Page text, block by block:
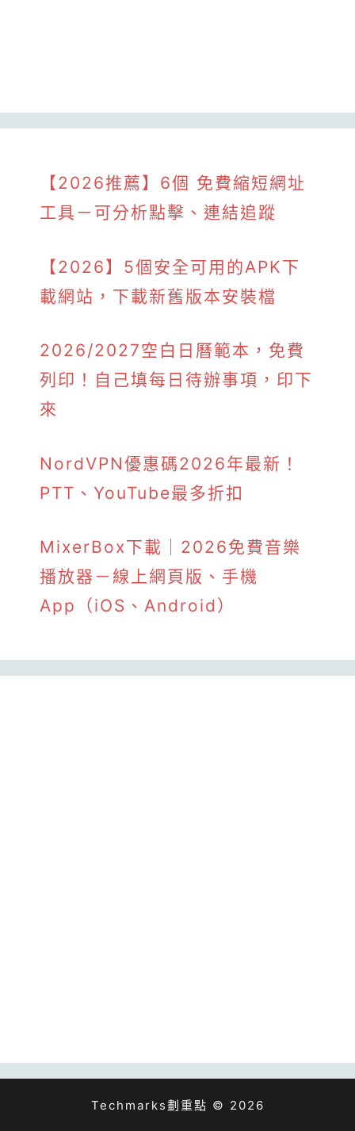
【2026推薦】6個 免費縮短網址
工具－可分析點擊、連結追蹤
【2026】5個安全可用的APK下
載網站，下載新舊版本安裝檔
2026/2027空白日曆範本，免費
列印！自己填每日待辦事項，印下
來
NordVPN優惠碼2026年最新！
PTT、YouTube最多折扣
MixerBox下載｜2026免費音樂
播放器－線上網頁版、手機
App（iOS、Android）
Techmarks劃重點 © 2026